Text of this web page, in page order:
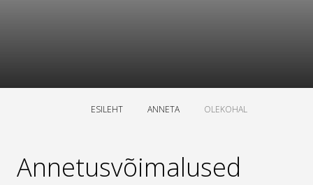
ESILEHT ANNETA OLEKOHAL
Annetusvõimalused